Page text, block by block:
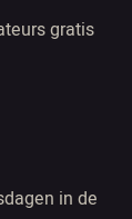
gratis
in de